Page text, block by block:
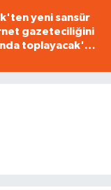
yeni sansür
gazeteciliğini
toplayacak'